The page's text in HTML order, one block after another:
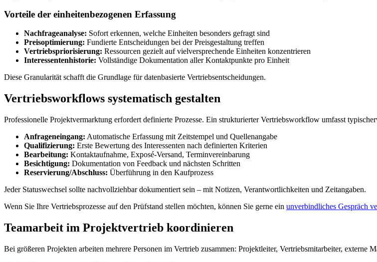
Vorteile der einheitenbezogenen Erfassung
Nachfrageanalyse: Sofort erkennen, welche Einheiten besonders gefragt sind
Preisoptimierung: Fundierte Entscheidungen bei der Preisgestaltung treffen
Vertriebspriorisierung: Ressourcen gezielt auf vielversprechende Einheiten konzentrieren
Interessentenhistorie: Vollständige Dokumentation aller Kontaktpunkte pro Einheit
Diese Granularität schafft die Grundlage für datenbasierte Vertriebsentscheidungen.
Vertriebsworkflows systematisch gestalten
Professionelle Projektvermarktung erfordert definierte Prozesse. Ein strukturierter Vertriebsworkflow umfasst
Anfrageneingang: Automatische Erfassung mit Zeitstempel und Quellenangabe
Qualifizierung: Erste Bewertung des Interessenten nach definierten Kriterien
Bearbeitung: Kontaktaufnahme, Exposé-Versand, Terminvereinbarung
Besichtigung: Dokumentation von Feedback und nächsten Schritten
Reservierung/Abschluss: Überführung in den Kaufprozess
Jeder Statuswechsel sollte nachvollziehbar dokumentiert sein – mit Notizen, Verantwortlichkeiten und Zeitangaben.
Wenn Sie Ihre Vertriebsprozesse auf den Prüfstand stellen möchten, können Sie gerne ein unverbindliches Gespräch
Teamarbeit im Projektvertrieb koordinieren
Bei größeren Projekten arbeiten mehrere Personen im Vertrieb zusammen: Projektleiter, Vertriebsmitarbeiter, externe